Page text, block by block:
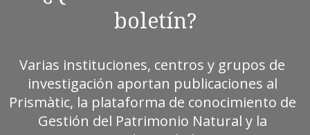
boletín?
Varias instituciones, centros y grupos de
investigación aportan publicaciones al
Prismàtic, la plataforma de conocimiento de
Gestión del Patrimonio Natural y la